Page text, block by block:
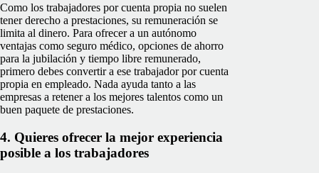
Como los trabajadores por cuenta propia no suelen
tener derecho a prestaciones, su remuneración se
limita al dinero. Para ofrecer a un autónomo
ventajas como seguro médico, opciones de ahorro
para la jubilación y tiempo libre remunerado,
primero debes convertir a ese trabajador por cuenta
propia en empleado. Nada ayuda tanto a las
empresas a retener a los mejores talentos como un
buen paquete de prestaciones.
4. Quieres ofrecer la mejor experiencia
posible a los trabajadores